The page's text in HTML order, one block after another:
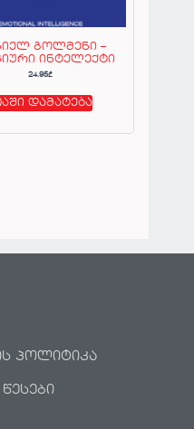
გოლმენი –
ინტელექტი
24.95₾
დამატება
პოლიტიკა